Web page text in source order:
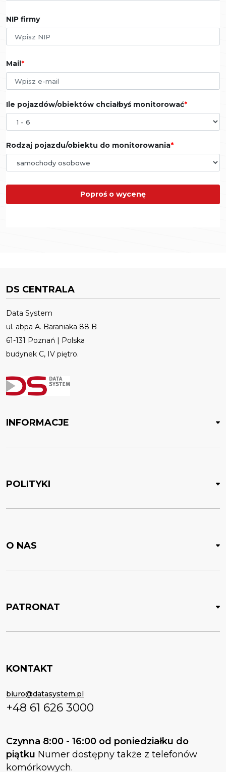
NIP firmy
Mail
Ile pojazdów/obiektów chciałbyś monitorować
Rodzaj pojazdu/obiektu do monitorowania
Poproś o wycenę
DS CENTRALA
Data System
ul. abpa A. Baraniaka 88 B
61-131 Poznań | Polska
budynek C, IV piętro.
INFORMACJE
POLITYKI
O NAS
PATRONAT
KONTAKT
biuro@datasystem.pl
+48 61 626 3000
Czynna 8:00 - 16:00 od poniedziałku do
piątku Numer dostępny także z telefonów
komórkowych.